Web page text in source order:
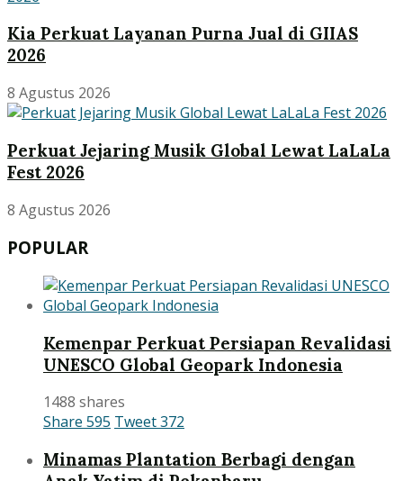
Kia Perkuat Layanan Purna Jual di GIIAS
2026
8 Agustus 2026
Perkuat Jejaring Musik Global Lewat LaLaLa
Fest 2026
8 Agustus 2026
POPULAR
Kemenpar Perkuat Persiapan Revalidasi
UNESCO Global Geopark Indonesia
1488 shares
Share 595 Tweet372
Minamas Plantation Berbagi dengan